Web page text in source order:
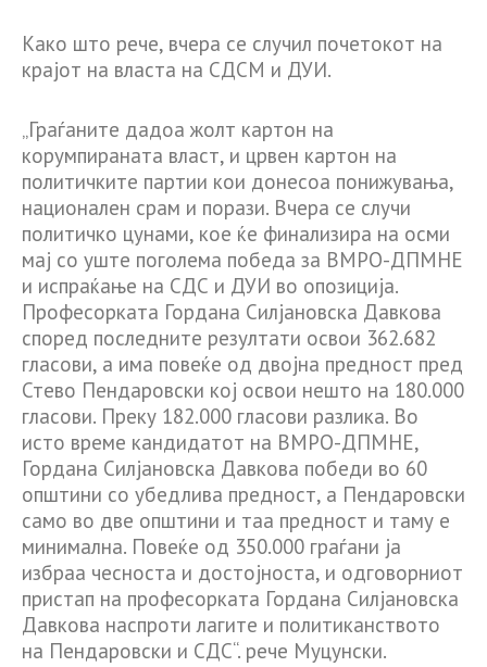
Како што рече, вчера се случил почетокот на
крајот на власта на СДСM и ДУИ.
„Граѓаните дадоа жолт картон на
корумпираната власт, и црвен картон на
политичките партии кои донесоа понижувања,
национален срам и порази. Вчера се случи
политичко цунами, кое ќе финализира на осми
мај со уште поголема победа за ВМРО-ДПМНЕ
и испраќање на СДС и ДУИ во опозиција.
Професорката Гордана Силјановска Давкова
според последните резултати освои 362.682
гласови, а има повеќе од двојна предност пред
Стево Пендаровски кој освои нешто на 180.000
гласови. Преку 182.000 гласови разлика. Во
исто време кандидатот на ВМРО-ДПМНЕ,
Гордана Силјановска Давкова победи во 60
општини со убедлива предност, а Пендаровски
само во две општини и таа предност и таму е
минимална. Повеќе од 350.000 граѓани ја
избраа чесноста и достојноста, и одговорниот
пристап на професорката Гордана Силјановска
Давкова наспроти лагите и политиканството
на Пендаровски и СДС“. рече Муцунски.